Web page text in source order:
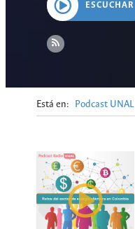
ESCUCHAR
Está en: Podcast UNAL